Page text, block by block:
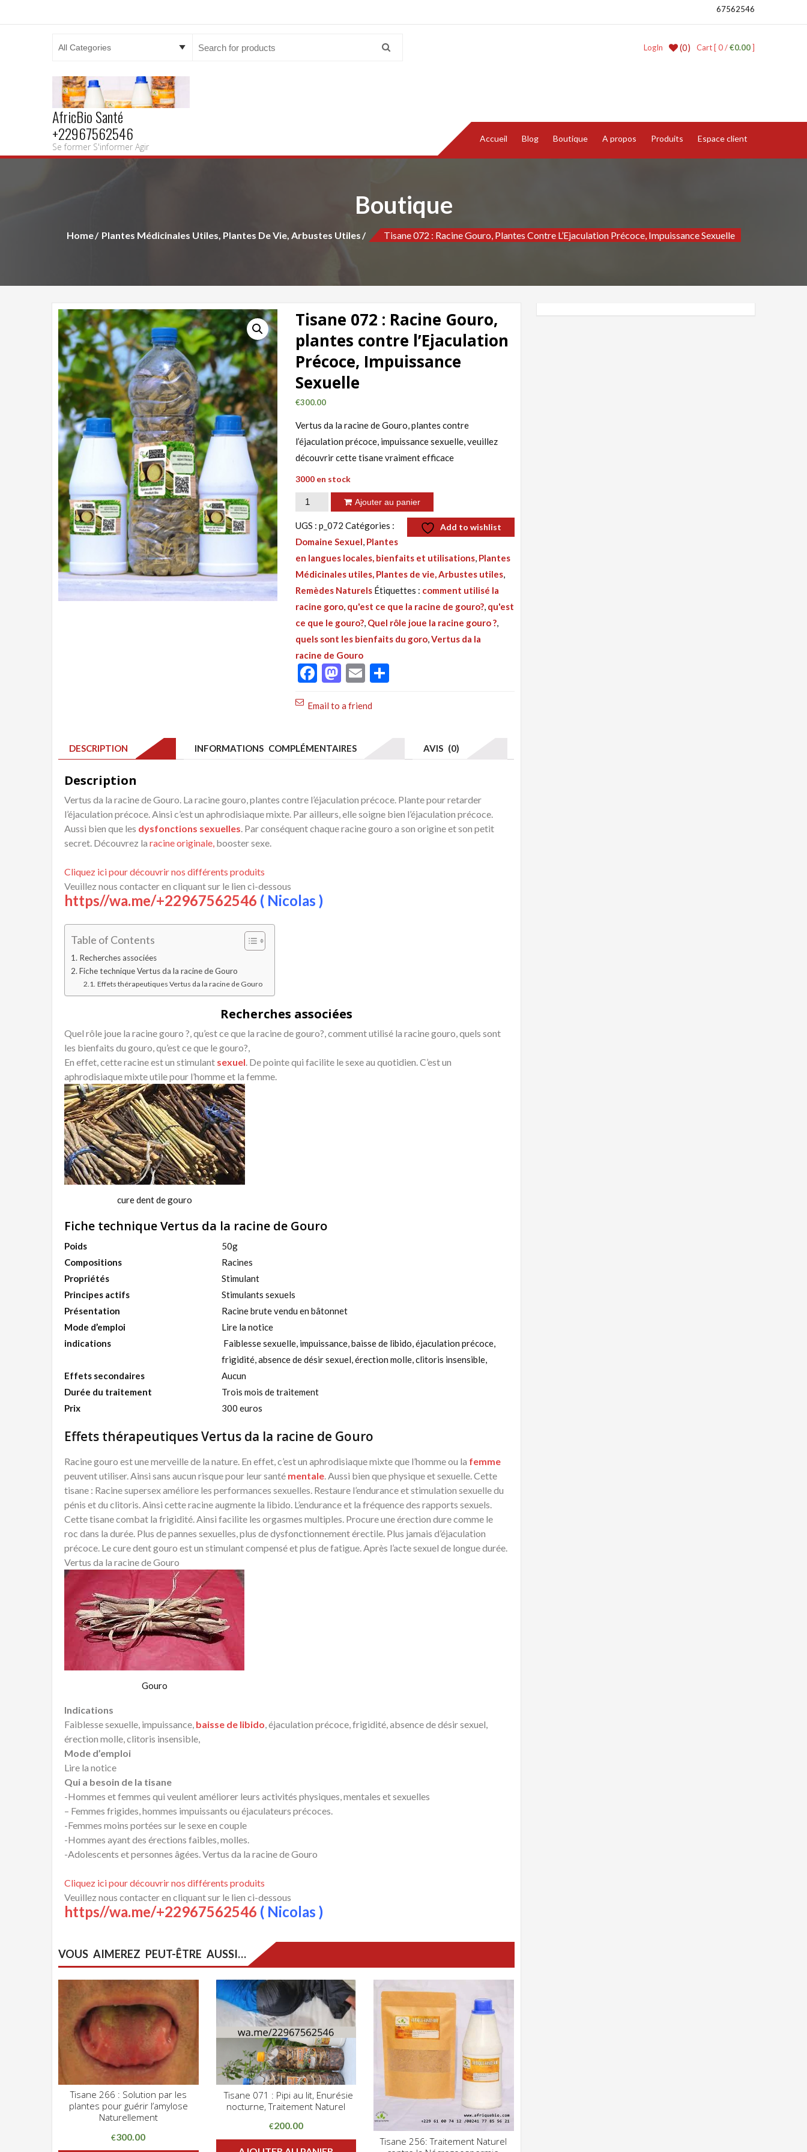
67562546
Cart [ 0 /€0.00]
(0)
LogIn
AfricBio Santé
+22967562546
Se former S'informer Agir
Accueil Blog Boutique A propos Produits Espace client
Boutique
Home Plantes Médicinales Utiles, Plantes De Vie, Arbustes Utiles Tisane 072 : Racine Gouro, Plantes Contre L’Ejaculation Précoce, Impuissance Sexuelle
Tisane 072 : Racine Gouro,
plantes contre l’Ejaculation
Précoce, Impuissance
Sexuelle
€300.00
Vertus da la racine de Gouro, plantes contre
l’éjaculation précoce, impuissance sexuelle, veuillez
découvrir cette tisane vraiment efficace
3000 en stock
quantité
Tisane
072
:
Racine Gouro,
plantes
contre
l'Ejaculation
Précoce,
Impuissance
Sexuelle
Ajouter au panier
Add to wishlist
UGS :p_072 Catégories :
Domaine Sexuel, Plantes
en langues locales, bienfaits et utilisations, Plantes
Médicinales utiles, Plantes de vie, Arbustes utiles,
Remèdes Naturels Étiquettes : comment utilisé la
racine goro, qu'est ce que la racine de gouro?, qu'est
ce que le gouro?, Quel rôle joue la racine gouro ?,
quels sont les bienfaits du goro,Vertus da la
racine de Gouro
Facebook
Mastodon
Email
Email to a friend
DESCRIPTION INFORMATIONS COMPLÉMENTAIRES AVIS (0)
Description
Vertus da la racine de Gouro. La racine gouro, plantes contre l’éjaculation précoce. Plante pour retarder
l’éjaculation précoce. Ainsi c’est un aphrodisiaque mixte. Par ailleurs, elle soigne bien l’éjaculation précoce.
Aussi bien que les dysfonctions sexuelles. Par conséquent chaque racine gouro a son origine et son petit
secret. Découvrez la racine originale, booster sexe.
Cliquez ici pour découvrir nos différents produits
Veuillez nous contacter en cliquant sur le lien ci-dessous
https//wa.me/+22967562546 ( Nicolas )
Table of Contents
Recherches associées
Fiche technique Vertus da la racine de Gouro
Effets thérapeutiques Vertus da la racine de Gouro
Recherches associées
Quel rôle joue la racine gouro ?, qu’est ce que la racine de gouro?, comment utilisé la racine gouro, quels sont
les bienfaits du gouro, qu’est ce que le gouro?,
En effet, cette racine est un stimulant sexuel. De pointe qui facilite le sexe au quotidien. C’est un
aphrodisiaque mixte utile pour l’homme et la femme.
cure dent de gouro
Fiche technique Vertus da la racine de Gouro
Poids
50g
Compositions
Racines
Propriétés
Stimulant
Principes actifs
Stimulants sexuels
Présentation
Racine brute vendu en bâtonnet
Mode d’emploi
Lire la notice
indications
Faiblesse sexuelle, impuissance, baisse de libido, éjaculation précoce,
frigidité, absence de désir sexuel, érection molle, clitoris insensible,
Effets secondaires
Aucun
Durée du traitement
Trois mois de traitement
Prix
300 euros
Effets thérapeutiques Vertus da la racine de Gouro
Racine gouro est une merveille de la nature. En effet, c’est un aphrodisiaque mixte que l’homme ou la femme
peuvent utiliser. Ainsi sans aucun risque pour leur santé mentale. Aussi bien que physique et sexuelle. Cette
tisane : Racine supersex améliore les performances sexuelles. Restaure l’endurance et stimulation sexuelle du
pénis et du clitoris. Ainsi cette racine augmente la libido. L’endurance et la fréquence des rapports sexuels.
Cette tisane combat la frigidité. Ainsi facilite les orgasmes multiples. Procure une érection dure comme le
roc dans la durée. Plus de pannes sexuelles, plus de dysfonctionnement érectile. Plus jamais d’éjaculation
précoce. Le cure dent gouro est un stimulant compensé et plus de fatigue. Après l’acte sexuel de longue durée.
Vertus da la racine de Gouro
Gouro
Indications
Faiblesse sexuelle, impuissance, baisse de libido, éjaculation précoce, frigidité, absence de désir sexuel,
érection molle, clitoris insensible,
Mode d’emploi
Lire la notice
Qui a besoin de la tisane
-Hommes et femmes qui veulent améliorer leurs activités physiques, mentales et sexuelles
– Femmes frigides, hommes impuissants ou éjaculateurs précoces.
-Femmes moins portées sur le sexe en couple
-Hommes ayant des érections faibles, molles.
-Adolescents et personnes âgées. Vertus da la racine de Gouro
Cliquez ici pour découvrir nos différents produits
Veuillez nous contacter en cliquant sur le lien ci-dessous
https//wa.me/+22967562546 ( Nicolas )
VOUS AIMEREZ PEUT-ÊTRE AUSSI…
CLIQUEZ POUR VOIR
ADD WISHLIST
Tisane 266 : Solution par les
plantes pour guérir l’amylose
Naturellement
€300.00
CLIQUEZ POUR VOIR
ADD WISHLIST
Tisane 071 : Pipi au lit, Enurésie
nocturne, Traitement Naturel
€200.00
CLIQUEZ POUR VOIR
Tisane 256: Traitement Naturel